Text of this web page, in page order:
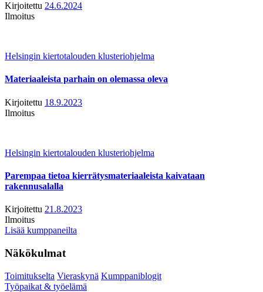
Kirjoitettu 24.6.2024
Ilmoitus
Helsingin kiertotalouden klusteriohjelma
Materiaaleista parhain on olemassa oleva
Kirjoitettu 18.9.2023
Ilmoitus
Helsingin kiertotalouden klusteriohjelma
Parempaa tietoa kierrätysmateriaaleista kaivataan
rakennusalalla
Kirjoitettu 21.8.2023
Ilmoitus
Lisää kumppaneilta
Näkökulmat
Toimitukselta Vieraskynä Kumppaniblogit
Työpaikat & työelämä